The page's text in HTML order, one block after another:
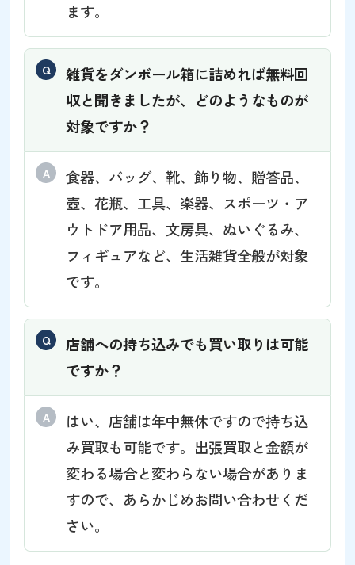
ます。
雑貨をダンボール箱に詰めれば無料回
収と聞きましたが、どのようなものが
対象ですか？
食器、バッグ、靴、飾り物、贈答品、
壺、花瓶、工具、楽器、スポーツ・ア
ウトドア用品、文房具、ぬいぐるみ、
フィギュアなど、生活雑貨全般が対象
です。
店舗への持ち込みでも買い取りは可能
ですか？
はい、店舗は年中無休ですので持ち込
み買取も可能です。出張買取と金額が
変わる場合と変わらない場合がありま
すので、あらかじめお問い合わせくだ
さい。